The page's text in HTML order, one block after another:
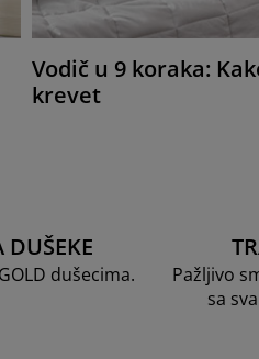
Vodič u 9 koraka:
krevet
DUŠEKE
dušecima.
Pažljivo
sa